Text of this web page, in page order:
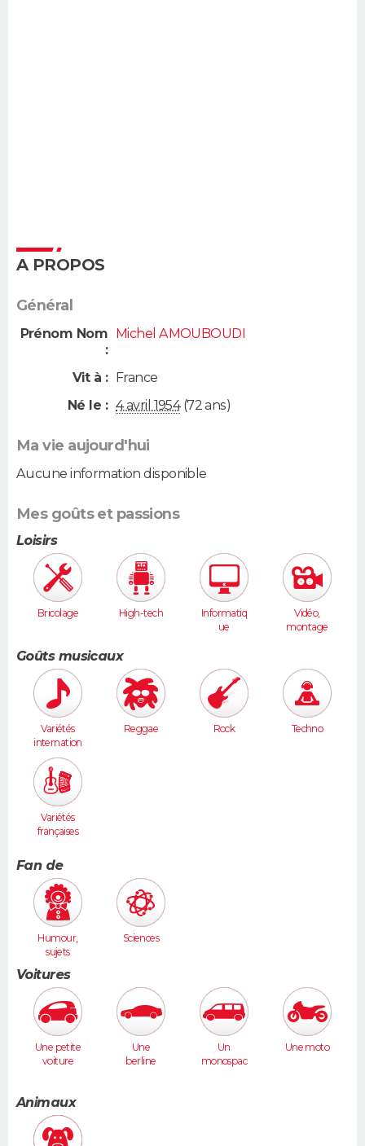
A PROPOS
Général
Prénom Nom
:
Michel AMOUBOUDI
Vit à : France
Né le : 4 avril 1954(72 ans)
Ma vie aujourd'hui
Aucune information disponible
Mes goûts et passions
Loisirs
Bricolage High-tech
Informatiq
ue
Vidéo,
montage
Goûts musicaux
Variétés
internation
ales
Reggae Rock Techno
Variétés
françaises
Fan de
Humour,
sujets
Sciences
Voitures
Une petite
voiture
Une
berline
Un
monospac
Une moto
Animaux